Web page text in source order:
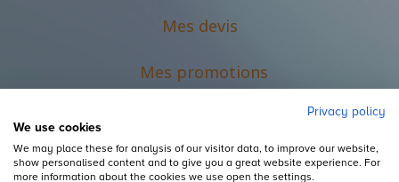
Mes devis
Mes promotions
Privacy policy
We use cookies
We may place these for analysis of our visitor data, to improve our website,
show personalised content and to give you a great website experience. For
more information about the cookies we use open the settings.